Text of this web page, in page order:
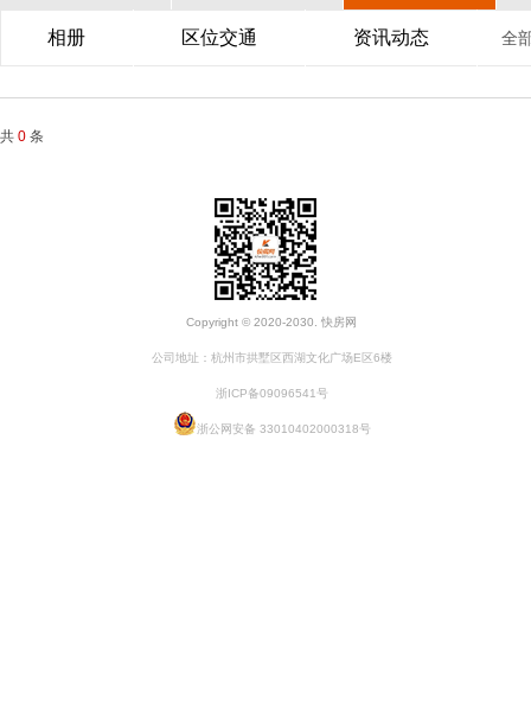
相册 区位交通 资讯动态 全
共 0 条
Copyright © 2020-2030. 快房网
公司地址：杭州市拱墅区西湖文化广场E区6楼
浙ICP备09096541号
浙公网安备 33010402000318号